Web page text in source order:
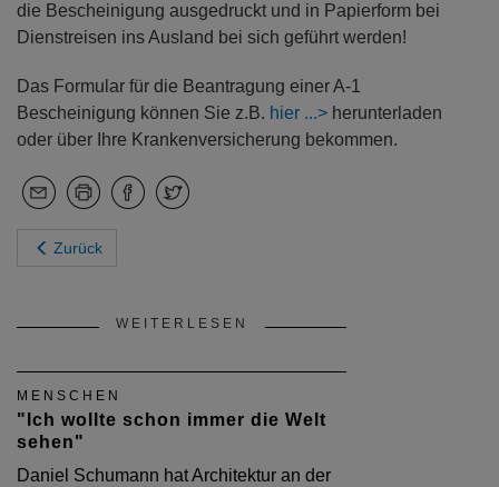
die Bescheinigung ausgedruckt und in Papierform bei
Dienstreisen ins Ausland bei sich geführt werden!
Das Formular für die Beantragung einer A-1
Bescheinigung können Sie z.B. hier
herunterladen
oder über Ihre Krankenversicherung bekommen.
Zurück
WEITERLESEN
MENSCHEN
"Ich wollte schon immer die Welt
sehen"
Daniel Schumann hat Architektur an der